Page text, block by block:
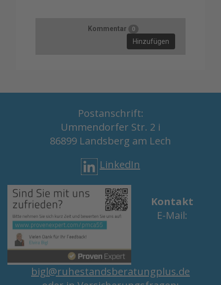
Kommentar 0
Hinzufügen
Postanschrift:
Ummendorfer Str. 2 i
86899 Landsberg am Lech
LinkedIn
Kontakt
E-Mail:
bigl@ruhestandsberatungplus.de